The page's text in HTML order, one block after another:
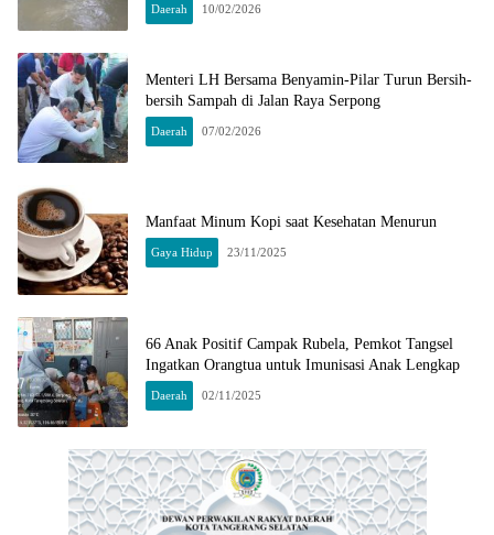
Daerah 10/02/2026
Menteri LH Bersama Benyamin-Pilar Turun Bersih-
bersih Sampah di Jalan Raya Serpong
Daerah 07/02/2026
Manfaat Minum Kopi saat Kesehatan Menurun
Gaya Hidup 23/11/2025
66 Anak Positif Campak Rubela, Pemkot Tangsel
Ingatkan Orangtua untuk Imunisasi Anak Lengkap
Daerah 02/11/2025